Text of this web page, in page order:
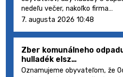
nedeľu večer, nakoľko firma…
7. augusta 2026 10:48
Zber komunálneho
hulladék elsz…
Oznamujeme obyvateľom, že